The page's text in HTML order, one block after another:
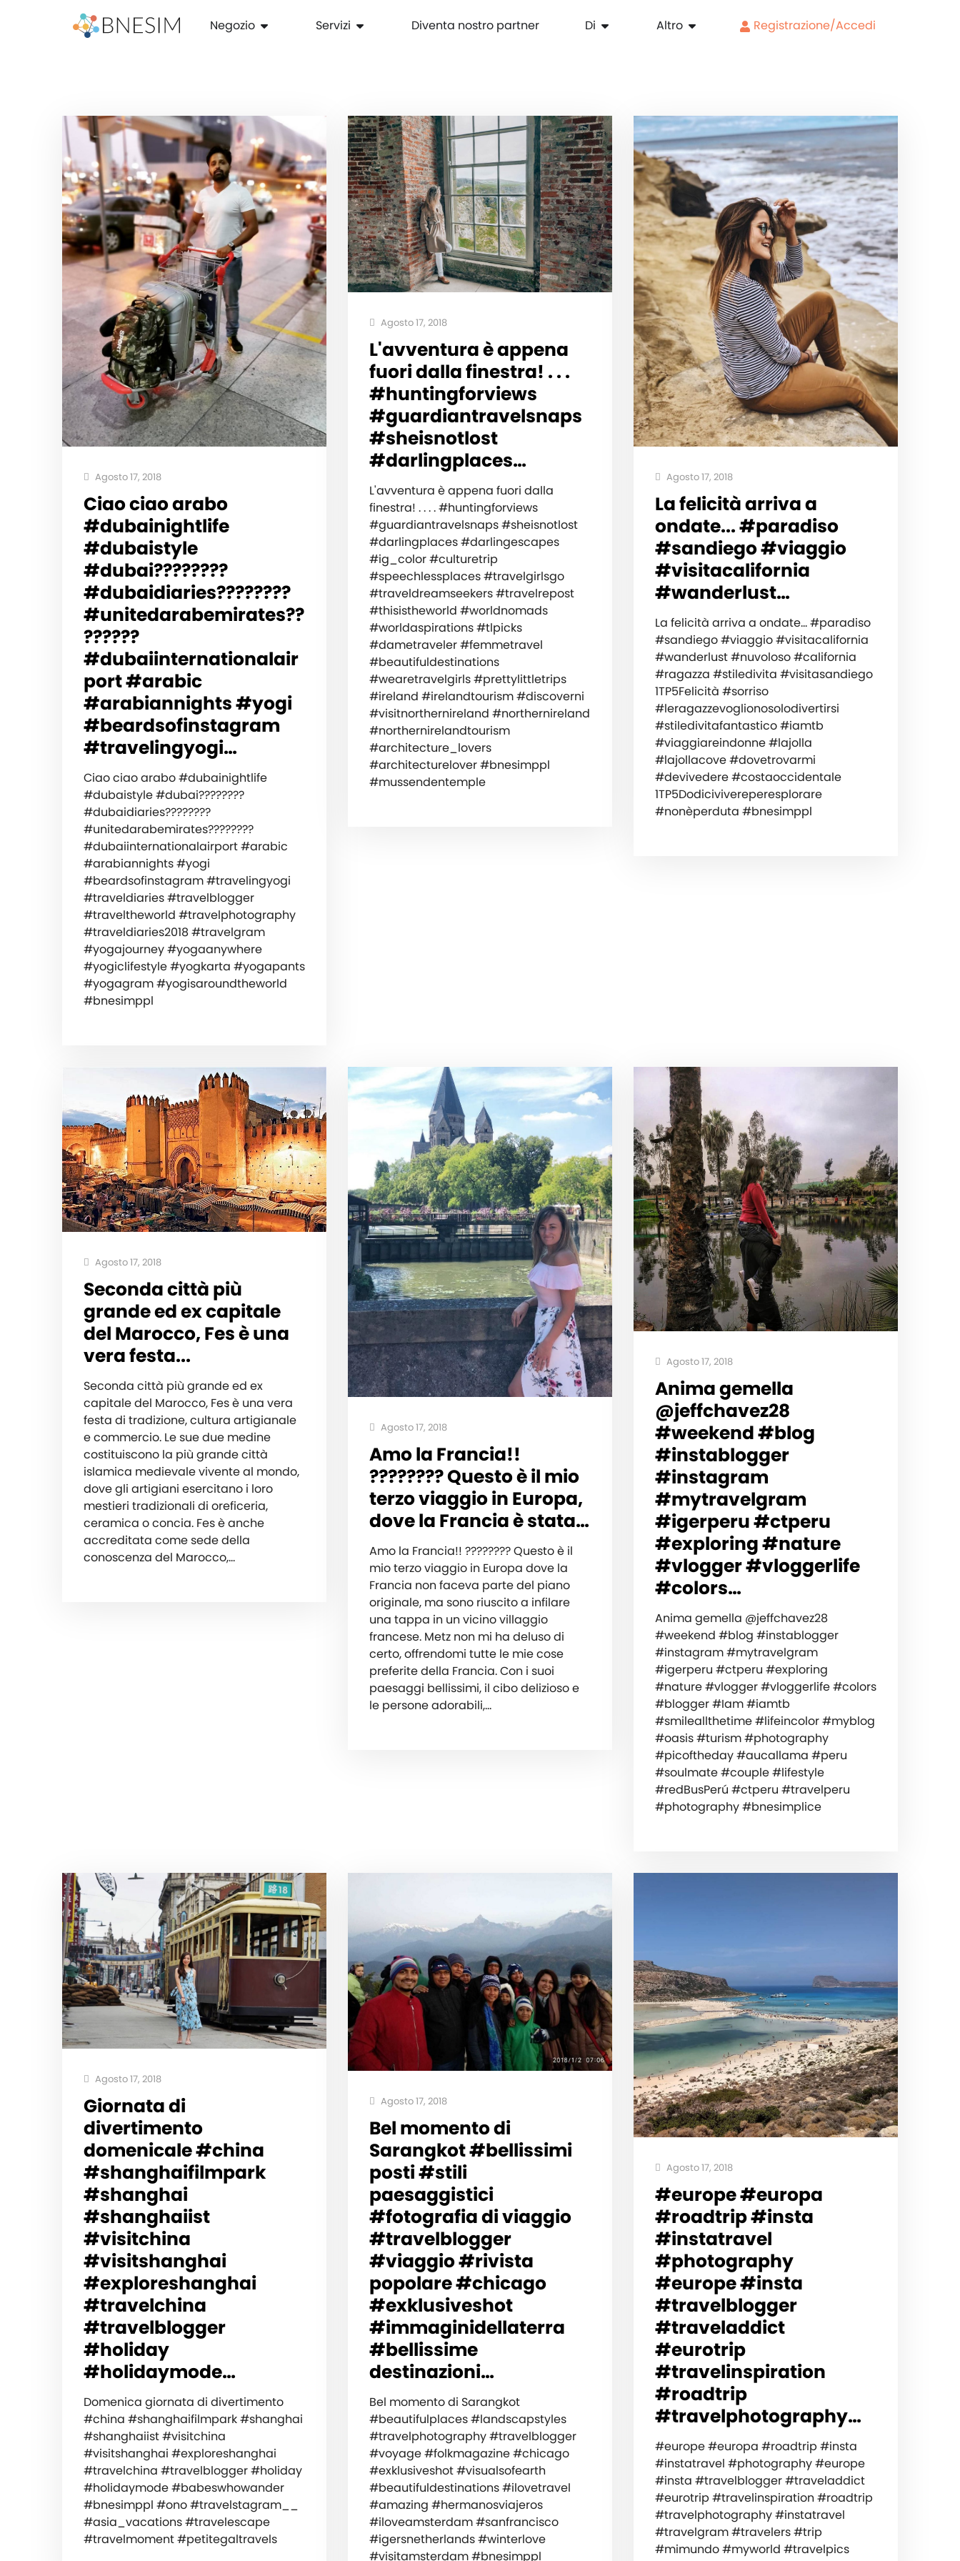
Negozio Servizi Diventa nostro partner Di Altro Registrazione/Accedi
Agosto 17, 2018
Ciao ciao arabo
#dubainightlife
#dubaistyle
#dubai????????
#dubaidiaries????????
#unitedarabemirates??
??????
#dubaiinternationalair
port #arabic
#arabiannights #yogi
#beardsofinstagram
#travelingyogi…
Ciao ciao arabo #dubainightlife
#dubaistyle #dubai????????
#dubaidiaries????????
#unitedarabemirates????????
#dubaiinternationalairport #arabic
#arabiannights #yogi
#beardsofinstagram #travelingyogi
#traveldiaries #travelblogger
#traveltheworld #travelphotography
#traveldiaries2018 #travelgram
#yogajourney #yogaanywhere
#yogiclifestyle #yogkarta #yogapants
#yogagram #yogisaroundtheworld
#bnesimppl
Agosto 17, 2018
L'avventura è appena
fuori dalla finestra! . . .
#huntingforviews
#guardiantravelsnaps
#sheisnotlost
#darlingplaces…
L'avventura è appena fuori dalla
finestra! . . . . #huntingforviews
#guardiantravelsnaps #sheisnotlost
#darlingplaces #darlingescapes
#ig_color #culturetrip
#speechlessplaces #travelgirlsgo
#traveldreamseekers #travelrepost
#thisistheworld #worldnomads
#worldaspirations #tlpicks
#dametraveler #femmetravel
#beautifuldestinations
#wearetravelgirls #prettylittletrips
#ireland #irelandtourism #discoverni
#visitnorthernireland #northernireland
#northernirelandtourism
#architecture_lovers
#architecturelover #bnesimppl
#mussendentemple
Agosto 17, 2018
La felicità arriva a
ondate... #paradiso
#sandiego #viaggio
#visitacalifornia
#wanderlust…
La felicità arriva a ondate... #paradiso
#sandiego #viaggio #visitacalifornia
#wanderlust #nuvoloso #california
#ragazza #stiledivita #visitasandiego
1TP5Felicità #sorriso
#leragazzevoglionosolodivertirsi
#stiledivitafantastico #iamtb
#viaggiareindonne #lajolla
#lajollacove #dovetrovarmi
#devivedere #costaoccidentale
1TP5Dodicivivereperesplorare
#nonèperduta #bnesimppl
Agosto 17, 2018
Seconda città più
grande ed ex capitale
del Marocco, Fes è una
vera festa...
Seconda città più grande ed ex
capitale del Marocco, Fes è una vera
festa di tradizione, cultura artigianale
e commercio. Le sue due medine
costituiscono la più grande città
islamica medievale vivente al mondo,
dove gli artigiani esercitano i loro
mestieri tradizionali di oreficeria,
ceramica o concia. Fes è anche
accreditata come sede della
conoscenza del Marocco,…
Agosto 17, 2018
Amo la Francia!!
???????? Questo è il mio
terzo viaggio in Europa,
dove la Francia è stata…
Amo la Francia!! ???????? Questo è il
mio terzo viaggio in Europa dove la
Francia non faceva parte del piano
originale, ma sono riuscito a infilare
una tappa in un vicino villaggio
francese. Metz non mi ha deluso di
certo, offrendomi tutte le mie cose
preferite della Francia. Con i suoi
paesaggi bellissimi, il cibo delizioso e
le persone adorabili,…
Agosto 17, 2018
Anima gemella
@jeffchavez28
#weekend #blog
#instablogger
#instagram
#mytravelgram
#igerperu #ctperu
#exploring #nature
#vlogger #vloggerlife
#colors…
Anima gemella @jeffchavez28
#weekend #blog #instablogger
#instagram #mytravelgram
#igerperu #ctperu #exploring
#nature #vlogger #vloggerlife #colors
#blogger #Iam #iamtb
#smileallthetime #lifeincolor #myblog
#oasis #turism #photography
#picoftheday #aucallama #peru
#soulmate #couple #lifestyle
#redBusPerú #ctperu #travelperu
#photography #bnesimplice
Agosto 17, 2018
Giornata di
divertimento
domenicale #china
#shanghaifilmpark
#shanghai
#shanghaiist
#visitchina
#visitshanghai
#exploreshanghai
#travelchina
#travelblogger
#holiday
#holidaymode…
Domenica giornata di divertimento
#china #shanghaifilmpark #shanghai
#shanghaiist #visitchina
#visitshanghai #exploreshanghai
#travelchina #travelblogger #holiday
#holidaymode #babeswhowander
#bnesimppl #ono #travelstagram__
#asia_vacations #travelescape
#travelmoment #petitegaltravels
Agosto 17, 2018
Bel momento di
Sarangkot #bellissimi
posti #stili
paesaggistici
#fotografia di viaggio
#travelblogger
#viaggio #rivista
popolare #chicago
#exklusiveshot
#immaginidellaterra
#bellissime
destinazioni…
Bel momento di Sarangkot
#beautifulplaces #landscapstyles
#travelphotography #travelblogger
#voyage #folkmagazine #chicago
#exklusiveshot #visualsofearth
#beautifuldestinations #ilovetravel
#amazing #hermanosviajeros
#iloveamsterdam #sanfrancisco
#igersnetherlands #winterlove
#visitamsterdam #bnesimppl
Agosto 17, 2018
#europe #europa
#roadtrip #insta
#instatravel
#photography
#europe #insta
#travelblogger
#traveladdict
#eurotrip
#travelinspiration
#roadtrip
#travelphotography…
#europe #europa #roadtrip #insta
#instatravel #photography #europe
#insta #travelblogger #traveladdict
#eurotrip #travelinspiration #roadtrip
#travelphotography #instatravel
#travelgram #travelers #trip
#mimundo #myworld #travelpics